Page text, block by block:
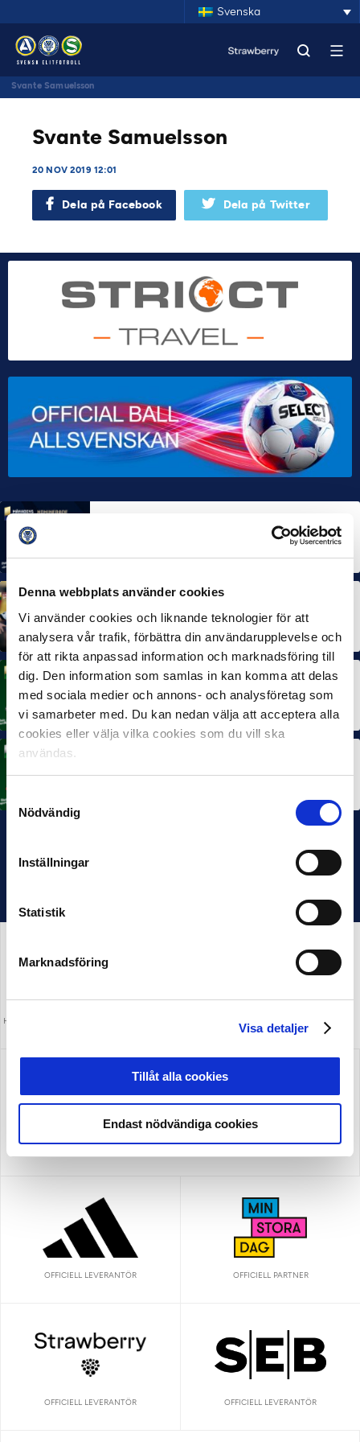
Denna webbplats använder cookies
Vi använder cookies och liknande teknologier för att
analysera vår trafik, förbättra din användarupplevelse och
för att rikta anpassad information och marknadsföring till
dig. Den information som samlas in kan komma att delas
med sociala medier och annons- och analysföretag som
vi samarbeter med. Du kan nedan välja att acceptera alla
cookies eller välja vilka cookies som du vill ska
användas.
Samtyckesval
Nödvändig
Inställningar
Statistik
Marknadsföring
Visa detaljer
Tillåt alla cookies
Endast nödvändiga cookies
Svenska
Svante Samuelsson
Svante Samuelsson
20 NOV 2019 12:01
Dela på Facebook Dela på Twitter
MÅNADENS TRÄNARE
Rösta på Månadens Spelare & Tränare i juli
Dubbla Landskrona-priser när juni summeras
MÅNADENS SPELARE
Rösta på Månadens Spelare i juni
3 JUL 2026
Rösta på Månadens Tränare i juni
HUVUDPARTNER OCH PRESENTING PARTNER
OFFICIELL LEVERANTÖR
OFFICIELL LEVERANTÖR OFFICIELL PARTNER
OFFICIELL LEVERANTÖR OFFICIELL LEVERANTÖR